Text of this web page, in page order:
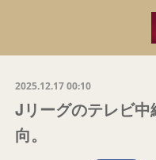
2025.12.17 00:10
Jリーグのテレビ
向。